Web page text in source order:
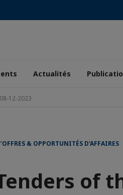
Actualités
12-2023
& OPPORTUNITÉS D'AFFAIRES
of